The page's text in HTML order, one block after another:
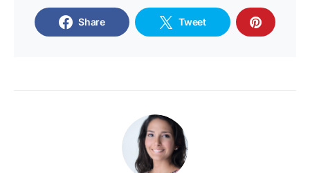
Share Tweet